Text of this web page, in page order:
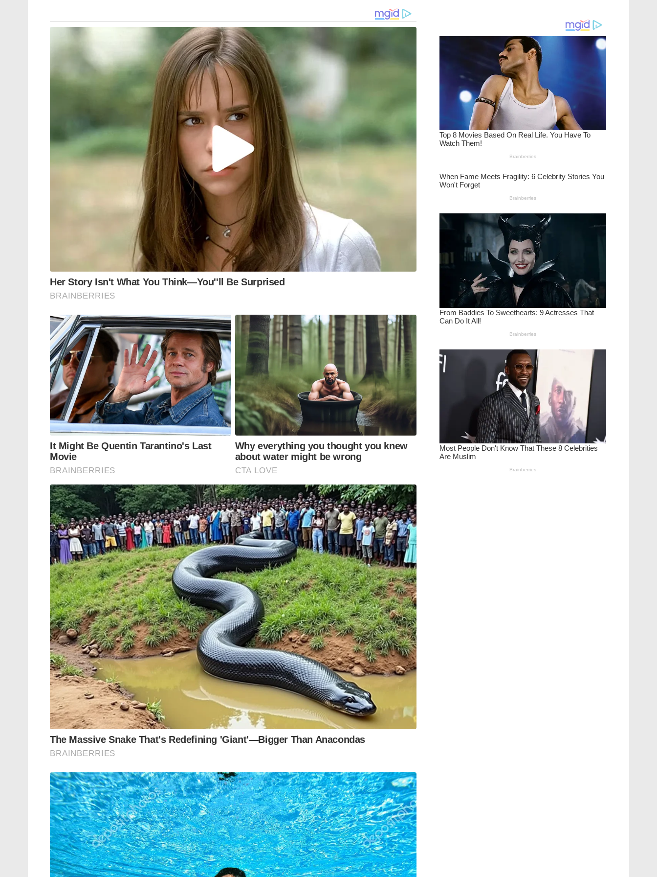
ഗ്ലാസ്‌ഗോയിൽ ഇന്ത്യൻ ബോക്സിങ്
അരുന്ധതിക്കും സ്വർണം; ലവ്‌ലിനയ്ക്ക്
കളിക്കുമ്പോൾ കഠിനമായ പേശീവേദന (cramps)
കൊണ്ട് സച്ചിൻ വലയുന്നുണ്ടായിരുന്നു; തന്റെ 24
വർഷത്തെ കരിയറിൽ സച്ചിൻ റണ്ണറെ ഉപയോഗിച്ച
ഒരേയൊരു മത്സരം ഇതായിരുന്നു. അക്തറിന്റെ
തന്നെ പന്തിൽ 98 റൺസിൽ സച്ചിൻ
പുറത്തായെങ്കിലും, ഇന്ത്യ 26 പന്തുകൾ
ബാക്കിനിൽക്കെ 6 വിക്കറ്റിന് ആ ചരിത്രവിജയം സ്വന്തമാക്കി. “ആ ഒരു സിക്സർ കൊണ്ട് 130
കോടി ജനങ്ങൾ സന്തോഷിക്കുന്നുവെങ്കിൽ, ദിവസവും തന്നെ സിക്സറടിക്കാൻ
വിട്ടുനൽകിയേനെ” എന്ന് പിൽക്കാലത്ത് അക്തർ തമാശരൂപേണ ഓർമ്മിച്ചത് ആ ഷോട്ടിലുള്ള
ജനകീയതയുടെ തെളിവാണ്. അങ്ങനെ, ലോകകപ്പിൽ പാക്കിസ്ഥാനെതിരായ ഇന്ത്യയുടെ
തോൽവിയറിയാത്ത റെക്കോർഡ് അന്നും സച്ചിൻ കാത്തുസൂക്ഷിച്ചു.
sachin tendulkar India vs Pakistan 2003 WORLDCUP